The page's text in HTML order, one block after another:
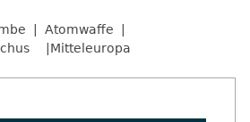
Atomwaffe
Mitteleuropa